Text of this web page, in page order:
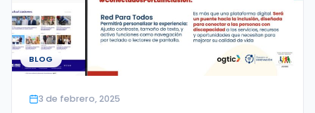
BLOG
3 de febrero, 2025